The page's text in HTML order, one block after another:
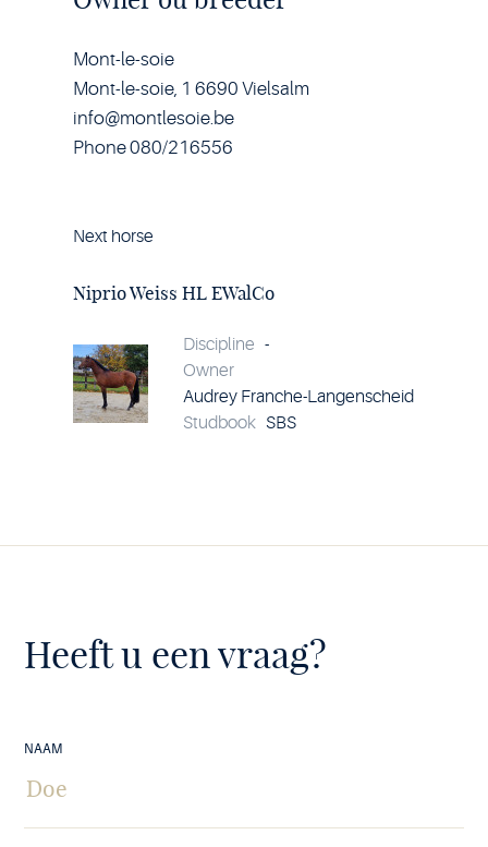
Mont-le-soie
Mont-le-soie, 1 6690 Vielsalm
info@montlesoie.be
Phone 080/216556
Next horse
Weiss
HL
details
Niprio Weiss HL EWalCo
Discipline -
Owner
Audrey Franche-Langenscheid
Studbook SBS
Heeft u een vraag?
NAAM